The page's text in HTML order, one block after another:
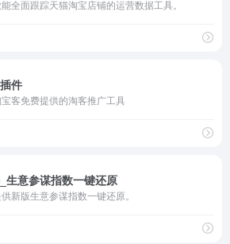
全面跟踪天猫淘宝店铺的运营数据工具。
件
客免费提供的淘客推广工具
生意参谋指数一键还原
新版生意参谋指数一键还原。